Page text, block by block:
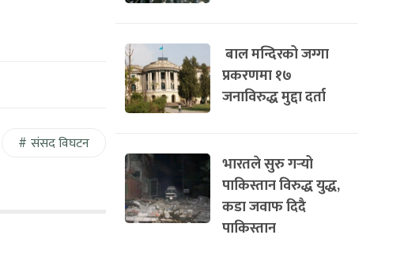
संसद विघटन
बाल मन्दिरको जग्गा
प्रकरणमा १७
जनाविरुद्ध मुद्दा दर्ता
भारतले सुरु गर्‍यो
पाकिस्तान विरुद्ध युद्ध,
कडा जवाफ दिदै
पाकिस्तान